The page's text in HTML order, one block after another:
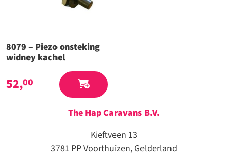
8079 – Piezo onsteking
widney kachel
52,00
The Hap Caravans B.V.
Kieftveen 13
3781 PP Voorthuizen, Gelderland